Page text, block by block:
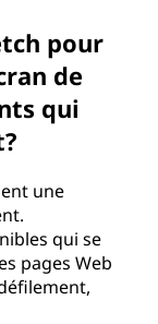
pour
de
qui
une
qui se
pages Web